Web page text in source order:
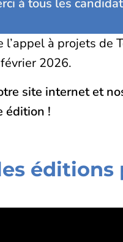
à tous les
à projets de
2026.
site internet et
édition !
éditions